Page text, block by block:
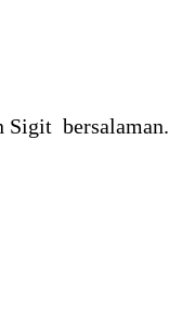
Sigit bersalaman.